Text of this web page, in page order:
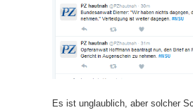
Es ist unglaublich, aber solcher